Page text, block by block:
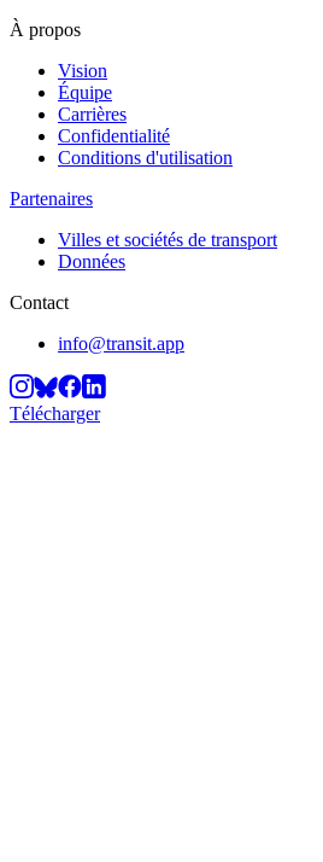
À propos
Vision
Équipe
Carrières
Confidentialité
Conditions d'utilisation
Partenaires
Villes et sociétés de transport
Données
Contact
info@transit.app
Télécharger